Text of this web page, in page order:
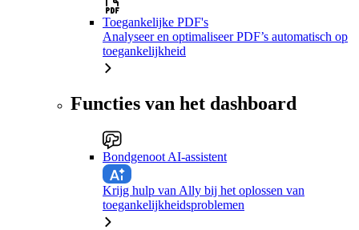
Toegankelijke PDF's
Analyseer en optimaliseer PDF’s automatisch op
toegankelijkheid
Functies van het dashboard
Bondgenoot AI-assistent
Krijg hulp van Ally bij het oplossen van
toegankelijkheidsproblemen